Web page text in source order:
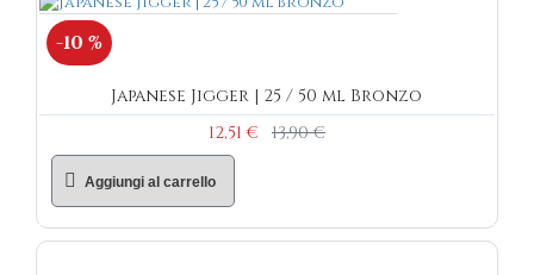
-10 %
Japanese Jigger | 25 / 50 ml Bronzo
12,51 €
13,90 €
Aggiungi al carrello